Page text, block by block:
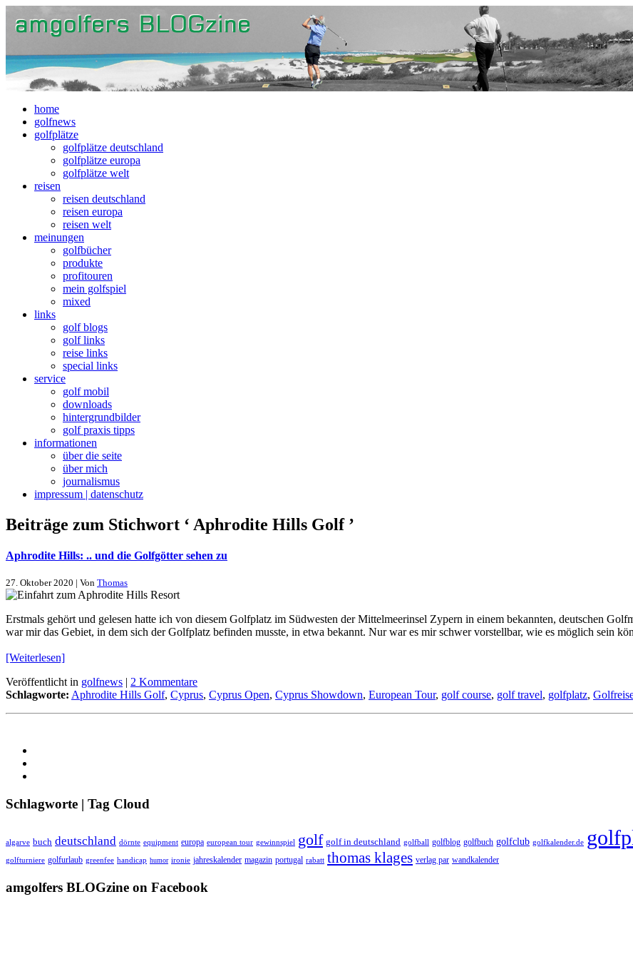
home
golfnews
golfplätze
golfplätze deutschland
golfplätze europa
golfplätze welt
reisen
reisen deutschland
reisen europa
reisen welt
meinungen
golfbücher
produkte
profitouren
mein golfspiel
mixed
links
golf blogs
golf links
reise links
special links
service
golf mobil
downloads
hintergrundbilder
golf praxis tipps
informationen
über die seite
über mich
journalismus
impressum | datenschutz
Beiträge zum Stichwort ‘ Aphrodite Hills Golf ’
Aphrodite Hills: .. und die Golfgötter sehen zu
27. Oktober 2020 | Von Thomas
Erstmals gehört und gelesen hatte ich von diesem Golfplatz im Südwesten der Mittelmeerinsel Zypern in einem bekannten, deutschen
war mir das Gebiet, in dem sich der Golfplatz befinden musste, in etwa bekannt. Nur war es mir schwer vorstellbar, wie es möglich sein
[Weiterlesen]
Veröffentlicht in golfnews | 2 Kommentare
Schlagworte: Aphrodite Hills Golf, Cyprus, Cyprus Open, Cyprus Showdown, European Tour, golf course, golf travel, golfplatz,
Schlagworte | Tag Cloud
algarve buch deutschland dörnte equipment europa european tour gewinnspiel golf golf in deutschland golfball golfblog golfbuch golfclub golfkalender.de
golfturniere golfurlaub greenfee handicap humor ironie jahreskalender magazin portugal rabatt thomas klages verlag par wandkalender
amgolfers BLOGzine on Facebook